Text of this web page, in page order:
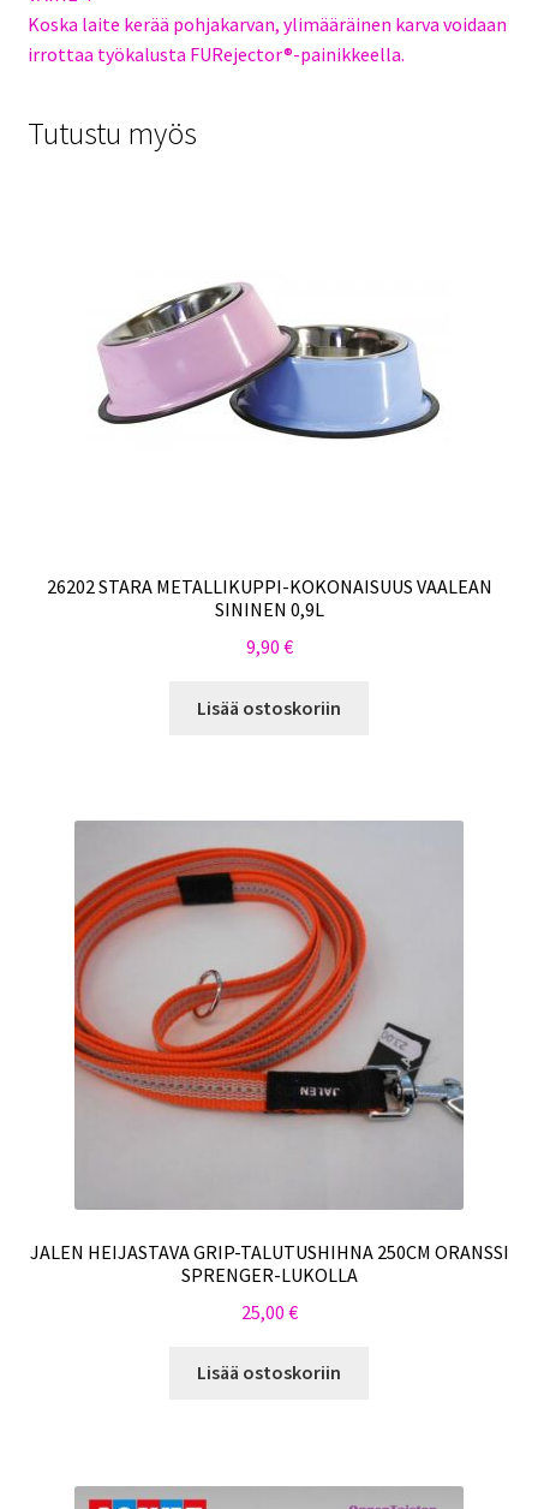
Koska laite kerää pohjakarvan, ylimääräinen karva voidaan
irrottaa työkalusta FURejector®-painikkeella.
Tutustu myös
26202 STARA METALLIKUPPI-KOKONAISUUS VAALEAN
SININEN 0,9L
9,90 €
Lisää ostoskoriin
JALEN HEIJASTAVA GRIP-TALUTUSHIHNA 250CM ORANSSI
SPRENGER-LUKOLLA
25,00 €
Lisää ostoskoriin